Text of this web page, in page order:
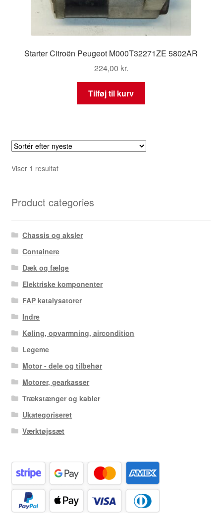
Starter Citroën Peugeot M000T32271ZE 5802AR
224,00 kr.
Tilføj til kurv
Viser 1 resultat
Product categories
Chassis og aksler
Containere
Dæk og fælge
Elektriske komponenter
FAP katalysatorer
Indre
Køling, opvarmning, aircondition
Legeme
Motor - dele og tilbehør
Motorer, gearkasser
Trækstænger og kabler
Ukategoriseret
Værktøjssæt